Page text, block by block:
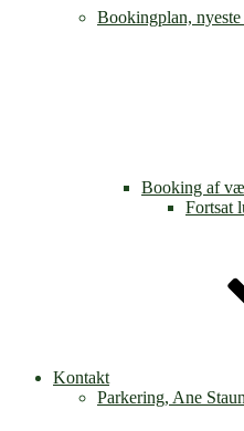
Bookingplan, nyeste
Booking af
Fortsat
Kontakt
Parkering, Ane